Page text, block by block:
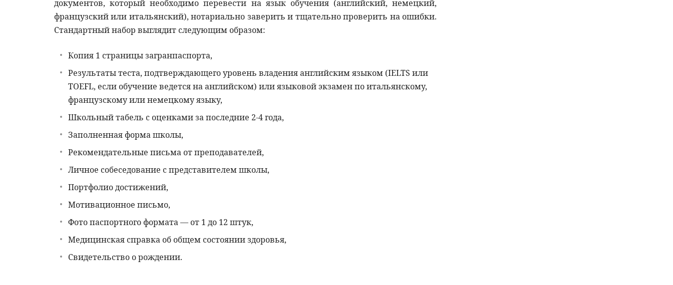
документов, который необходимо перевести на язык обучения (английский, немецкий,
французский или итальянский), нотариально заверить и тщательно проверить на ошибки.
Стандартный набор выглядит следующим образом:
Копия 1 страницы загранпаспорта,
Результаты теста, подтверждающего уровень владения английским языком (IELTS или
TOEFL, если обучение ведется на английском) или языковой экзамен по итальянскому,
французскому или немецкому языку,
Школьный табель с оценками за последние 2-4 года,
Заполненная форма школы,
Рекомендательные письма от преподавателей,
Личное собеседование с представителем школы,
Портфолио достижений,
Мотивационное письмо,
Фото паспортного формата — от 1 до 12 штук,
Медицинская справка об общем состоянии здоровья,
Свидетельство о рождении.